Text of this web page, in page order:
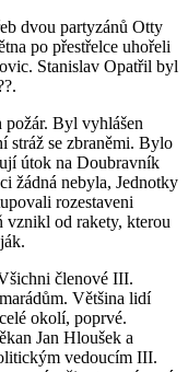
dvou partyzánů Otty
po přestřelce uhořeli
Stanislav Opatřil byl
požár. Byl vyhlášen
stráž se zbraněmi. Bylo
útok na Doubravník
žádná nebyla, Jednotky
rozestaveni
vznikl od rakety, kterou
členové III.
Většina lidí
okolí, poprvé.
Jan Hloušek a
vedoucím III.